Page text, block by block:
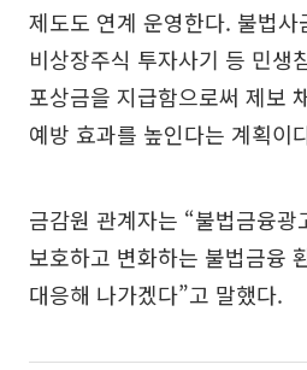
제도도 연계 운영한다. 불법
비상장주식 투자사기 등 민생
포상금을 지급함으로써 제보
예방 효과를 높인다는 계획이
금감원 관계자는 “불법금융
보호하고 변화하는 불법금융
대응해 나가겠다”고 말했다.